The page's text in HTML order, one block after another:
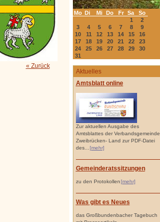
Mo Di Mi Do Fr Sa
So
1
2
3
4 5 6 7 8
9
10
11 12 13 14 15
16
17
18 19 20 21 22
23
24
25 26 27 28 29
30
31
Aktuelles
Amtsblatt online
Zur aktuellen Ausgabe des
Amtsblattes der Verbandsgemeinde
Zweibrücken- Land zur PDF-Datei
des...
[mehr]
Gemeinderatssitzungen
zu den Protokollen[mehr]
Was gibt es Neues
das Großbundenbacher Tagebuch
« Zurück